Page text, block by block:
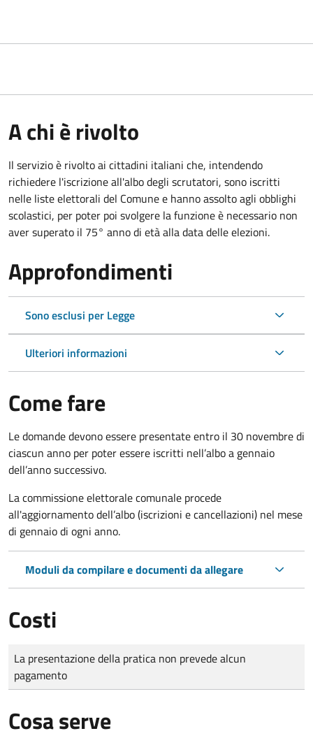
A chi è rivolto
Il servizio è rivolto ai cittadini italiani che, intendendo
richiedere l'iscrizione all'albo degli scrutatori, sono iscritti
nelle liste elettorali del Comune e hanno assolto agli obblighi
scolastici, per poter poi svolgere la funzione è necessario non
aver superato il 75° anno di età alla data delle elezioni.
Approfondimenti
Sono esclusi per Legge
Ulteriori informazioni
Come fare
Le domandedevono essere presentate entro il 30 novembre di
ciascun anno per poter essere iscritti nell’albo a gennaio
dell’anno successivo.
La commissione elettorale comunale procede
all'aggiornamento dell’albo (iscrizioni e cancellazioni) nel mese
di gennaio di ogni anno.
Moduli da compilare e documenti da allegare
Costi
Tipo di pagamento
Importo
La presentazione della pratica non prevede alcun
pagamento
Cosa serve